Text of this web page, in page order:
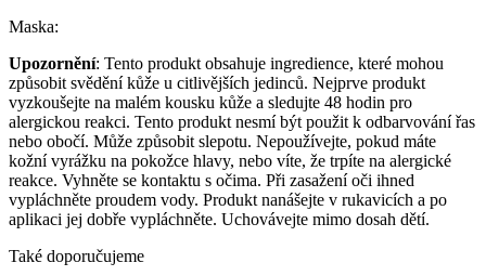
Maska:
Upozornění: Tento produkt obsahuje ingredience, které mohou
způsobit svědění kůže u citlivějších jedinců. Nejprve produkt
vyzkoušejte na malém kousku kůže a sledujte 48 hodin pro
alergickou reakci. Tento produkt nesmí být použit k odbarvování řas
nebo obočí. Může způsobit slepotu. Nepoužívejte, pokud máte
kožní vyrážku na pokožce hlavy, nebo víte, že trpíte na alergické
reakce. Vyhněte se kontaktu s očima. Při zasažení oči ihned
vypláchněte proudem vody. Produkt nanášejte v rukavicích a po
aplikaci jej dobře vypláchněte. Uchovávejte mimo dosah dětí.
Také doporučujeme